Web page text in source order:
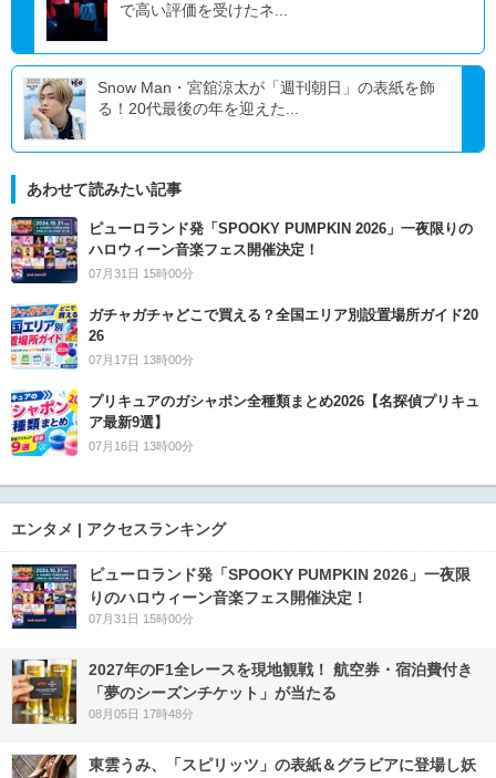
で高い評価を受けたネ...
Snow Man・宮舘涼太が「週刊朝日」の表紙を飾
る！20代最後の年を迎えた...
あわせて読みたい記事
ピューロランド発「SPOOKY PUMPKIN 2026」一夜限りの
ハロウィーン音楽フェス開催決定！
07月31日 15時00分
ガチャガチャどこで買える？全国エリア別設置場所ガイド20
26
07月17日 13時00分
プリキュアのガシャポン全種類まとめ2026【名探偵プリキュ
ア最新9選】
07月16日 13時00分
エンタメ | アクセスランキング
ピューロランド発「SPOOKY PUMPKIN 2026」一夜限
りのハロウィーン音楽フェス開催決定！
07月31日 15時00分
2027年のF1全レースを現地観戦！ 航空券・宿泊費付き
「夢のシーズンチケット」が当たる
08月05日 17時48分
東雲うみ、「スピリッツ」の表紙＆グラビアに登場し妖